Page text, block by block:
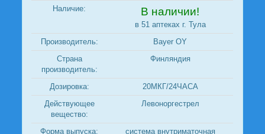
Наличие: В наличии!
в 51 аптеках г. Тула
Производитель:
Bayer OY
Страна
производитель:
Финляндия
Дозировка:
20МКГ/24ЧАСА
Действующее
вещество:
Левоноргестрел
Форма выпуска:
система внутриматочная